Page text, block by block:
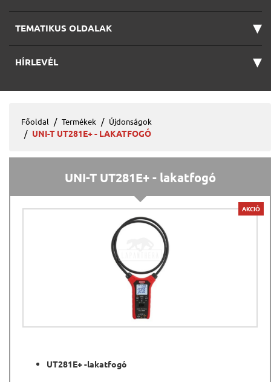
TEMATIKUS OLDALAK ▾
HÍRLEVÉL ▾
Főoldal Termékek Újdonságok
UNI-T UT281E+ - LAKATFOGÓ
UNI-T UT281E+ - lakatfogó
AKCIÓ
UT281E+ -lakatfogó